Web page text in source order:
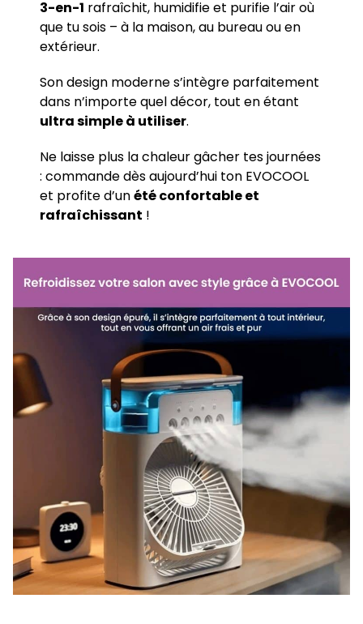
3-en-1 rafraîchit, humidifie et purifie l’air où
que tu sois – à la maison, au bureau ou en
extérieur.
Son design moderne s’intègre parfaitement
dans n’importe quel décor, tout en étant
ultra simple à utiliser.
Ne laisse plus la chaleur gâcher tes journées
: commande dès aujourd’hui ton EVOCOOL
et profite d’unété confortable et
rafraîchissant !